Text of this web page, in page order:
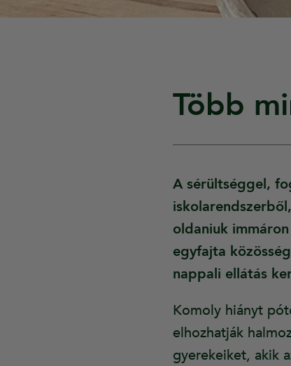
Több
A sérültséggel,
oldaniuk
egyfajta
nappali ellátás
Komoly hiányt
elhozhatják
gyerekeiket, akik